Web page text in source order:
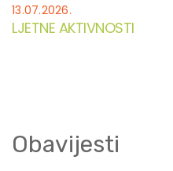
13.07.2026.
LJETNE AKTIVNOSTI
Obavijesti